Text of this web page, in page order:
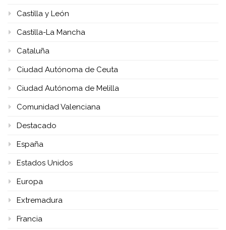
Castilla y León
Castilla-La Mancha
Cataluña
Ciudad Autónoma de Ceuta
Ciudad Autónoma de Melilla
Comunidad Valenciana
Destacado
España
Estados Unidos
Europa
Extremadura
Francia